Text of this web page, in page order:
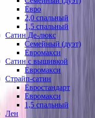
Евро
2,0 спальный
1,5 спальный
Сатин Де-люкс
Семейный (дуэт)
Евромакси
Сатин с вышивкой
Евромакси
Страйп-сатин
Евростандарт
Евромакси
1,5 спальный
Лен